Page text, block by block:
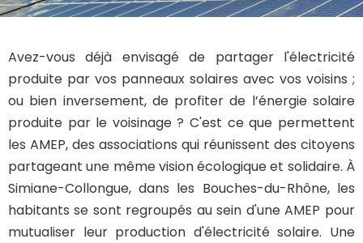
Avez-vous déjà envisagé de partager l'électricité
produite par vos panneaux solaires avec vos voisins ;
ou bien inversement, de profiter de l’énergie solaire
produite par le voisinage ? C'est ce que permettent
les AMEP, des associations qui réunissent des citoyens
partageant une même vision écologique et solidaire. À
Simiane-Collongue, dans les Bouches-du-Rhône, les
habitants se sont regroupés au sein d'une AMEP pour
mutualiser leur production d'électricité solaire. Une